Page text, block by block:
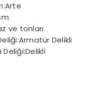
ve tonları
Delikli